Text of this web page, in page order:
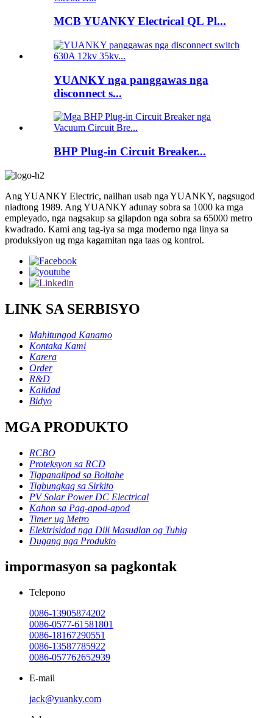
MCB YUANKY Electrical QL Pl...
YUANKY nga panggawas nga
disconnect s...
BHP Plug-in Circuit Breaker...
Ang YUANKY Electric, nailhan usab nga YUANKY, nagsugod
niadtong 1989. Ang YUANKY adunay sobra sa 1000 ka mga
empleyado, nga nagsakup sa gilapdon nga sobra sa 65000 metro
kwadrado. Kami ang tag-iya sa mga moderno nga linya sa
produksiyon ug mga kagamitan nga taas og kontrol.
LINK SA SERBISYO
Mahitungod Kanamo
Kontaka Kami
Karera
Order
R&D
Kalidad
Bidyo
MGA PRODUKTO
RCBO
Proteksyon sa RCD
Tigpanalipod sa Boltahe
Tigbungkag sa Sirkito
PV Solar Power DC Electrical
Kahon sa Pag-apod-apod
Timer ug Metro
Elektrisidad nga Dili Masudlan og Tubig
Dugang nga Produkto
impormasyon sa pagkontak
Telepono
0086-13905874202
0086-0577-61581801
0086-18167290551
0086-13587785922
0086-057762652939
E-mail
jack@yuanky.com